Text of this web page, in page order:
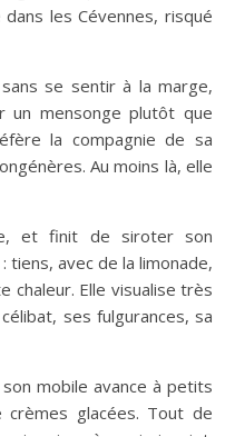
les Cévennes, risqué
se sentir à la marge,
un mensonge plutôt que
la compagnie de sa
Au moins là, elle
et finit de siroter son
tiens, avec de la limonade,
chaleur. Elle visualise très
ses fulgurances, sa
mobile avance à petits
glacées. Tout de